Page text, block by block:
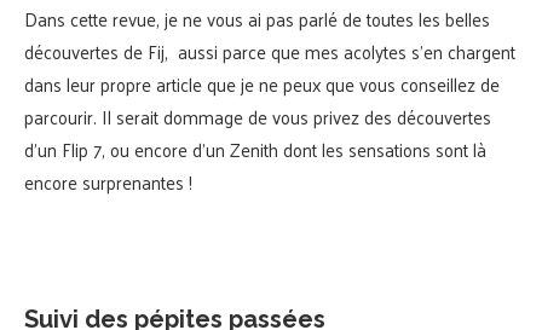
Dans cette revue, je ne vous ai pas parlé de toutes les belles
découvertes de Fij, aussi parce que mes acolytes s’en chargent
dans leur propre article que je ne peux que vous conseillez de
parcourir. Il serait dommage de vous privez des découvertes
d’un Flip 7, ou encore d’un Zenith dont les sensations sont là
encore surprenantes !
Suivi des pépites passées